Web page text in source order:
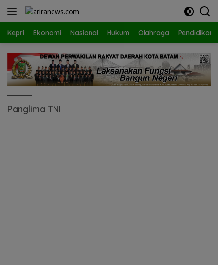
Langsung
Kepri Ekonomi Nasional Hukum Olahraga Pendidikan
Panglima TNI